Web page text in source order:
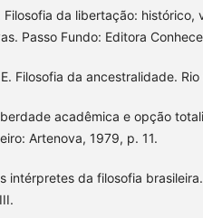
Filosofia da libertação:
Passo Fundo: Editora
E. Filosofia da ancestralidade.
acadêmica e opção
Artenova, 1979, p. 11.
intérpretes da filosofia